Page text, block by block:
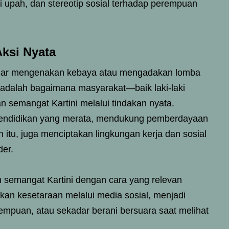
dan stereotip sosial terhadap perempuan
Nyata
mengenakan kebaya atau mengadakan lomba
bagaimana masyarakat—baik laki-laki
semangat Kartini melalui tindakan nyata.
yang merata, mendukung pemberdayaan
juga menciptakan lingkungan kerja dan sosial
Kartini dengan cara yang relevan
kesetaraan melalui media sosial, menjadi
atau sekadar berani bersuara saat melihat